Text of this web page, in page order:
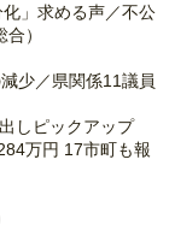
」求める声／不公
）
少／県関係11議員
しピックアップ
万円 17市町も報